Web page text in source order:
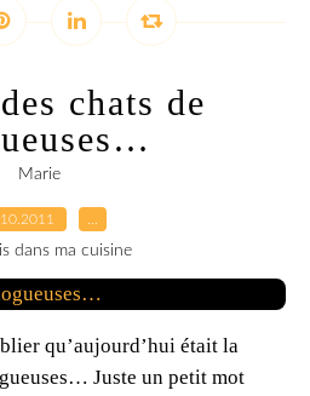
chats de
Marie
dans ma cuisine
qu’aujourd’hui était la
Juste un petit mot